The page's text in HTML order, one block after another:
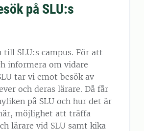
på SLU:s
till SLU:s campus. För att
informera om vidare
tar vi emot besök av
och deras lärare. Då får
på SLU och hur det är
möjlighet att träffa
lärare vid SLU samt kika